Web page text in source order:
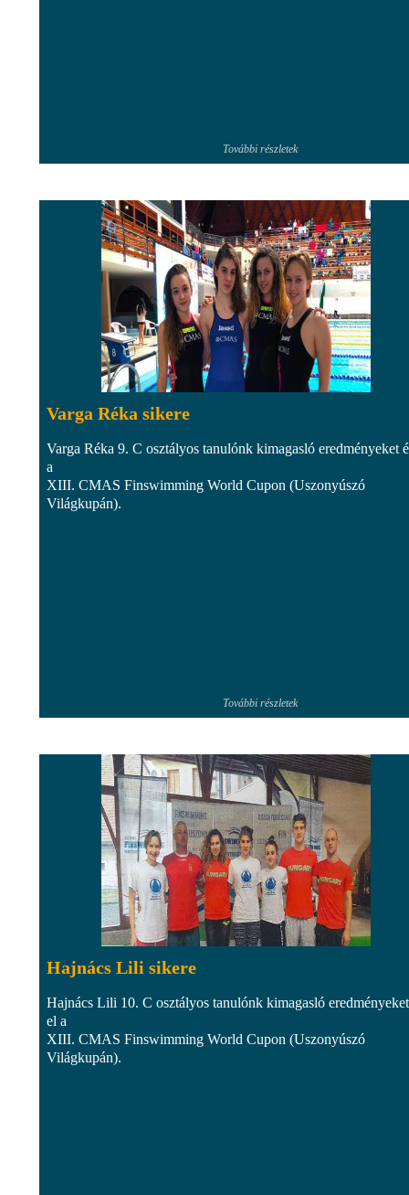
További részletek
Varga Réka sikere
Varga Réka 9. C osztályos tanulónk kimagasló eredményeket
a
XIII. CMAS Finswimming World Cupon (Uszonyúszó
Világkupán).
További részletek
Hajnács Lili sikere
Hajnács Lili 10. C osztályos tanulónk kimagasló
el a
XIII. CMAS Finswimming World Cupon (Uszonyúszó
Világkupán).